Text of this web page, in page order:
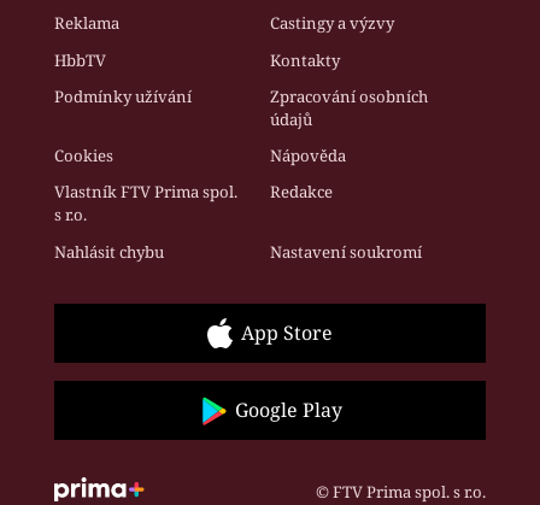
Reklama
Castingy a výzvy
HbbTV
Kontakty
Podmínky užívání
Zpracování osobních
údajů
Cookies
Nápověda
Vlastník FTV Prima spol.
s r.o.
Redakce
Nahlásit chybu Nastavení soukromí
App Store
Google Play
© FTV Prima spol. s r.o.